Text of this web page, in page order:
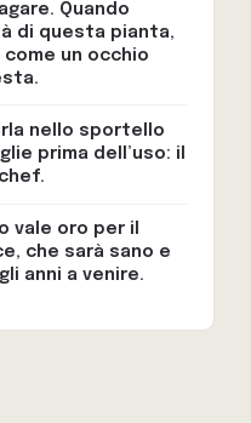
Quando
di questa pianta,
un occhio
nello sportello
prima dell’uso: il
vale oro per il
che sarà sano e
anni a venire.